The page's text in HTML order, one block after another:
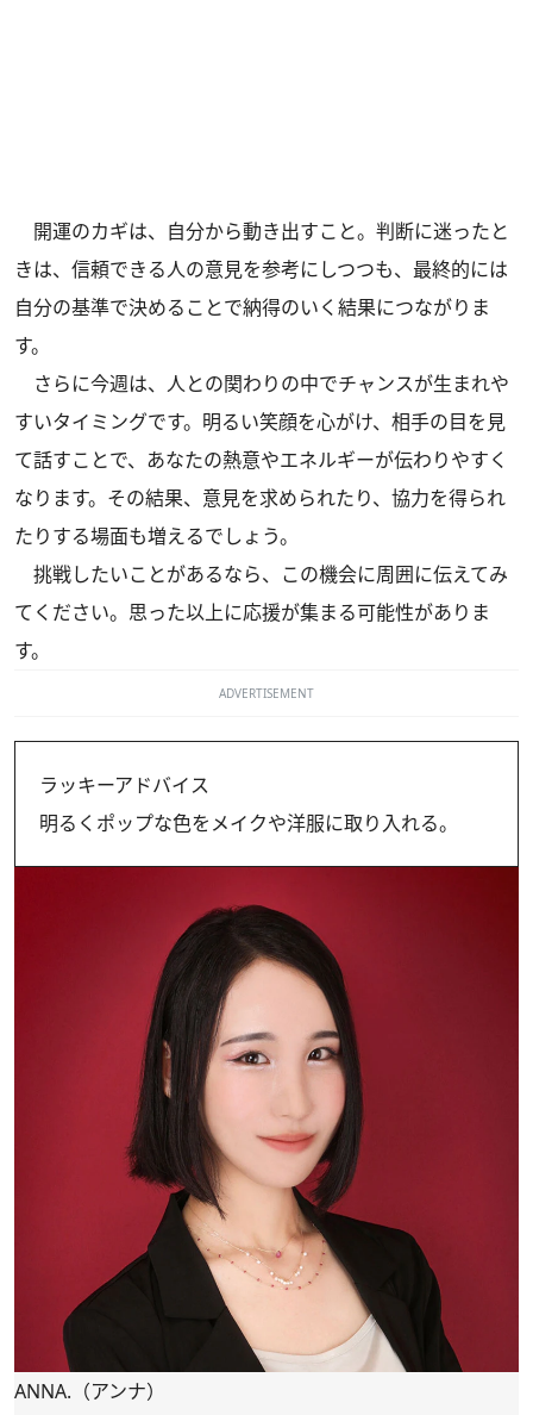
開運のカギは、自分から動き出すこと。判断に迷ったと
きは、信頼できる人の意見を参考にしつつも、最終的には
自分の基準で決めることで納得のいく結果につながりま
す。
さらに今週は、人との関わりの中でチャンスが生まれや
すいタイミングです。明るい笑顔を心がけ、相手の目を見
て話すことで、あなたの熱意やエネルギーが伝わりやすく
なります。その結果、意見を求められたり、協力を得られ
たりする場面も増えるでしょう。
挑戦したいことがあるなら、この機会に周囲に伝えてみ
てください。思った以上に応援が集まる可能性がありま
す。
ADVERTISEMENT
ラッキーアドバイス
明るくポップな色をメイクや洋服に取り入れる。
ANNA.（アンナ）